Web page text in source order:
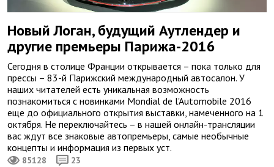
Новый Логан, будущий Аутлендер и
другие премьеры Парижа-2016
Сегодня в столице Франции открывается – пока только для
прессы – 83-й Парижский международный автосалон. У
наших читателей есть уникальная возможность
познакомиться с новинками Mondial de l'Automobile 2016
еще до официального открытия выставки, намеченного на 1
октября. Не переключайтесь – в нашей онлайн-трансляции
вас ждут все знаковые автопремьеры, самые необычные
концепты и информация из первых уст.
85128 23